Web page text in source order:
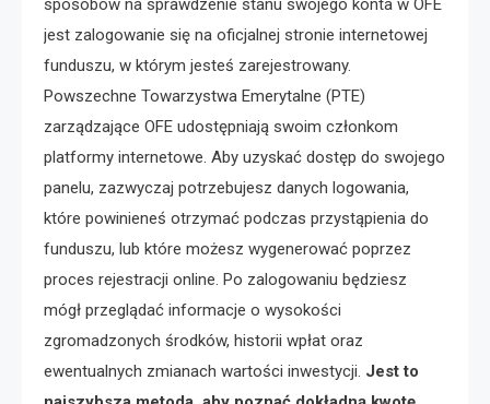
sposobów na sprawdzenie stanu swojego konta w OFE
jest zalogowanie się na oficjalnej stronie internetowej
funduszu, w którym jesteś zarejestrowany.
Powszechne Towarzystwa Emerytalne (PTE)
zarządzające OFE udostępniają swoim członkom
platformy internetowe. Aby uzyskać dostęp do swojego
panelu, zazwyczaj potrzebujesz danych logowania,
które powinieneś otrzymać podczas przystąpienia do
funduszu, lub które możesz wygenerować poprzez
proces rejestracji online. Po zalogowaniu będziesz
mógł przeglądać informacje o wysokości
zgromadzonych środków, historii wpłat oraz
ewentualnych zmianach wartości inwestycji. Jest to